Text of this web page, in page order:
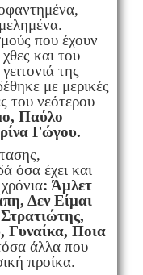
που έχουν
και του
της
με μερικές
του νεότερου
Παύλο
Γώγου.
όσα έχει και
: Άμλετ
Δεν Είμαι
Γυναίκα, Ποια
άλλα που
προίκα.